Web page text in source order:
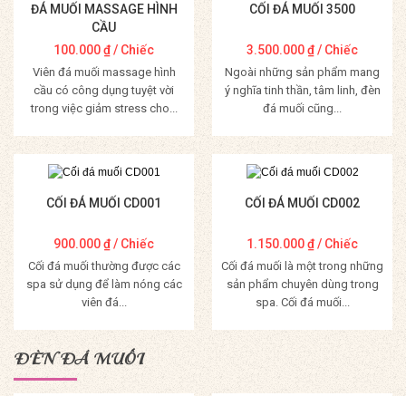
ĐÁ MUỐI MASSAGE HÌNH
CẦU
100.000₫/ Chiếc
Viên đá muối massage hình
cầu có công dụng tuyệt vời
trong việc giảm stress cho...
Mua Hàng
CỐI ĐÁ MUỐI 3500
3.500.000₫/ Chiếc
Ngoài những sản phẩm mang
ý nghĩa tinh thần, tâm linh, đèn
đá muối cũng...
Mua Hàng
CỐI ĐÁ MUỐI CD001
900.000₫/ Chiếc
Cối đá muối thường được các
spa sử dụng để làm nóng các
viên đá...
Mua Hàng
CỐI ĐÁ MUỐI CD002
1.150.000₫/ Chiếc
Cối đá muối là một trong những
sản phẩm chuyên dùng trong
spa. Cối đá muối...
Mua Hàng
ĐÈN ĐÁ MUỐI